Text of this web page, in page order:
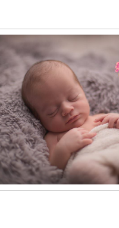
7 jours, séance
Toulouse, Revel,